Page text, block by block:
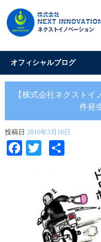
オフィシャルブログ
【株式会社ネクスト
件発
投稿日 2016年3月16日
Facebook
Twitter